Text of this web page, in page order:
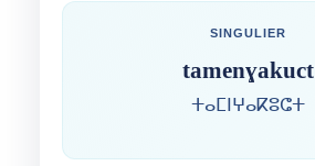
SINGULIER
tamenɣakuct
ⵜⴰⵎⵏⵖⴰⴽⵓⵛⵜ